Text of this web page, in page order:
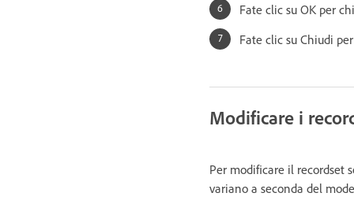
Fate clic su OK per
Fate clic su Chiudi
Modificare i
Per modificare il recordset
variano a seconda del